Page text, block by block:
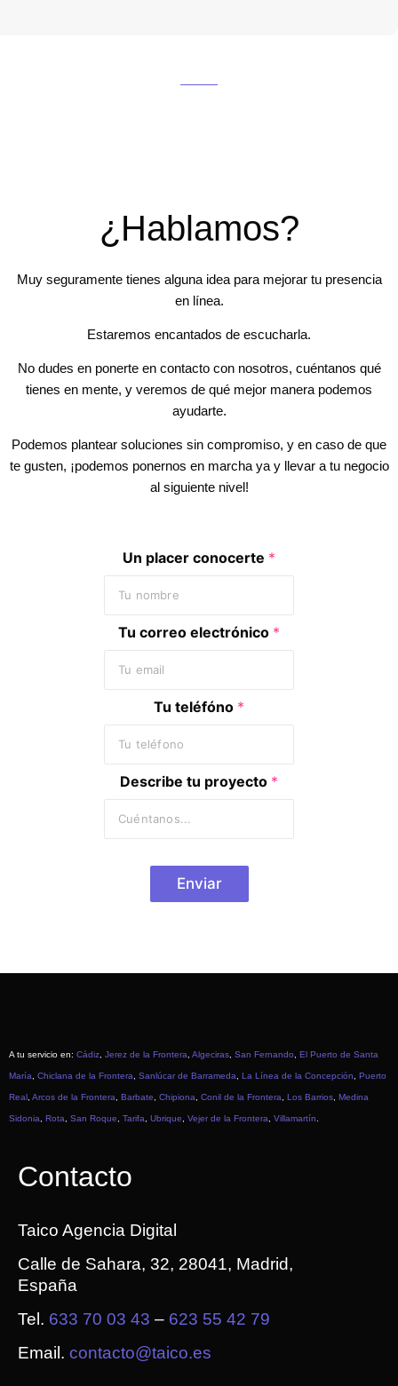
¿Hablamos?
Muy seguramente tienes alguna idea para mejorar tu presencia
en línea.
Estaremos encantados de escucharla.
No dudes en ponerte en contacto con nosotros, cuéntanos qué
tienes en mente, y veremos de qué mejor manera podemos
ayudarte.
Podemos plantear soluciones sin compromiso, y en caso de que
te gusten, ¡podemos ponernos en marcha ya y llevar a tu negocio
al siguiente nivel!
Un placer conocerte *
Tu correo electrónico *
Tu teléfóno *
Describe tu proyecto *
Enviar
A tu servicio en: Cádiz Jerez de la Frontera Algeciras San Fernando El Puerto de Santa
María Chiclana de la Frontera Sanlúcar de Barrameda La Línea de la Concepción Puerto
Real Arcos de la Frontera Barbate Chipiona Conil de la Frontera Los Barrios Medina
Sidonia Rota San Roque Tarifa Ubrique Vejer de la Frontera Villamartín
Contacto
Taico Agencia Digital
Calle de Sahara, 32, 28041, Madrid,
España
Tel. 633 70 03 43 – 623 55 42 79
Email. contacto@taico.es